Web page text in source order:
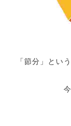
「節分」とい